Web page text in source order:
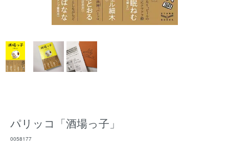
パリッコ「酒場っ子」
0058177